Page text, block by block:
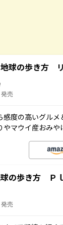
球の歩き方
売
感度の高いグル
やマウイ産おみや
の歩き方 Ｐ
売